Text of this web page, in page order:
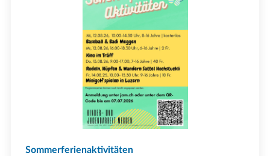
Sommerferienaktivitäten